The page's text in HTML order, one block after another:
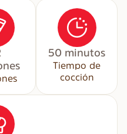
Tiempo de
cocción
50 minutos